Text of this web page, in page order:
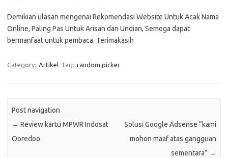
Demikian ulasan mengenai Rekomendasi Website Untuk Acak Nama
Online, Paling Pas Untuk Arisan dan Undian, Semoga dapat
bermanfaat untuk pembaca. Terimakasih
Category: Artikel Tag: random picker
Post navigation
← Review kartu MPWR Indosat
Ooredoo
Solusi Google Adsense “kami
mohon maaf atas gangguan
sementara” →